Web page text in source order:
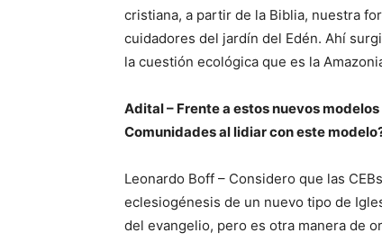
cristiana, a partir de la Biblia, nuestra
cuidadores del jardín del Edén. Ahí
la cuestión ecológica que es la
Adital – Frente a estos nuevos
Comunidades al lidiar con este
Leonardo Boff – Considero que las
eclesiogénesis de un nuevo tipo de
del evangelio, pero es otra manera de